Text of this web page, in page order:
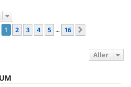
Page 1sur
1 2 3 4 5 … 16
Aller